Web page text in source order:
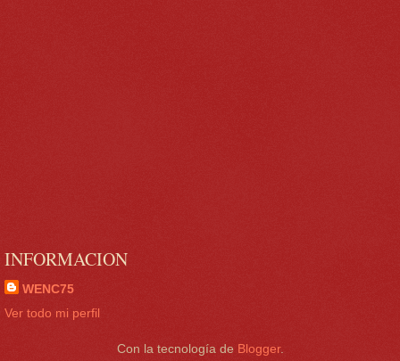
INFORMACION
WENC75
Ver todo mi perfil
Con la tecnología de Blogger.